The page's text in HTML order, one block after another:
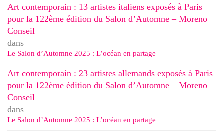
Art contemporain : 13 artistes italiens exposés à Paris
pour la 122ème édition du Salon d’Automne – Moreno
Conseil
dans
Le Salon d’Automne 2025 : L’océan en partage
Art contemporain : 23 artistes allemands exposés à Paris
pour la 122ème édition du Salon d’Automne – Moreno
Conseil
dans
Le Salon d’Automne 2025 : L’océan en partage